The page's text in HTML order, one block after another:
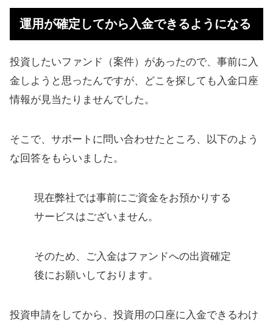
になる
TATERU Fundingは上場企業が運営
新築アパートを建てるための資金を
投資家から集める
投資開始後、数分で埋まる案件も
運用が確定してから入金できるようになる
投資したいファンド（案件）があったので、事前に入
金しようと思ったんですが、どこを探しても入金口座
情報が見当たりませんでした。
そこで、サポートに問い合わせたところ、以下のよう
な回答をもらいました。
現在弊社では事前にご資金をお預かりする
サービスはございません。
そのため、ご入金はファンドへの出資確定
後にお願いしております。
投資申請をしてから、投資用の口座に入金できるわけ